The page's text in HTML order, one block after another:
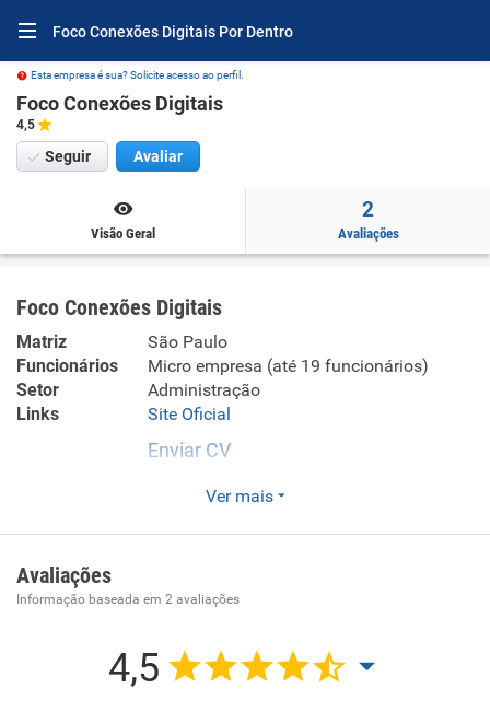
Foco Conexões Digitais Por Dentro
Esta empresa é sua? Solicite acesso ao perfil.
Foco Conexões Digitais
4,5
Seguir Avaliar
Visão Geral
2
Avaliações
Foco Conexões Digitais
Matriz
São Paulo
Funcionários
Micro empresa (até 19 funcionários)
Setor
Administração
Links
Site Oficial
Enviar CV
Agência de lançamentos de produtos digitais há 5 anos no
Ver mais
Avaliações
Informação baseada em 2 avaliações
4,5